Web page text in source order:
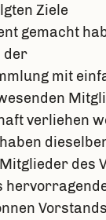
Ziele
gemacht
der
mit
verliehen
des